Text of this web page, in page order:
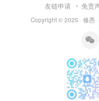
友链申请 免责
Copyright © 2025 · 修愚 ·